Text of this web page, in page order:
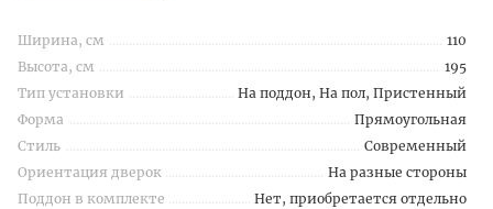
Ширина, см
110
Высота, см
195
Тип установки
На поддон, На пол, Пристенный
Форма
Прямоугольная
Стиль
Современный
Ориентация дверок
На разные стороны
Поддон в комплекте
Нет, приобретается отдельно